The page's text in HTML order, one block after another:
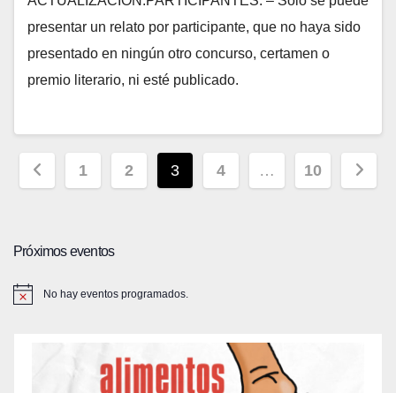
presentar un relato por participante, que no haya sido
presentado en ningún otro concurso, certamen o
premio literario, ni esté publicado.
Paginación
entradas
1 2 3 4 … 10
Próximos eventos
No hay eventos programados.